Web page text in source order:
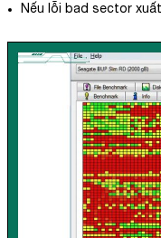
Nếu lỗi bad sector